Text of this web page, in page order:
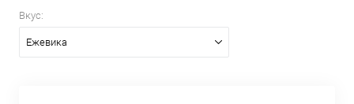
Вкус:
Ежевика